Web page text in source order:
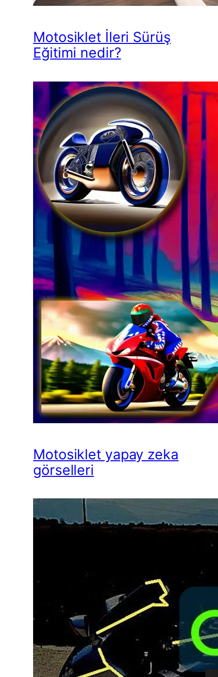
Motosiklet İleri Sürüş
Eğitimi nedir?
Motosiklet yapay zeka
görselleri